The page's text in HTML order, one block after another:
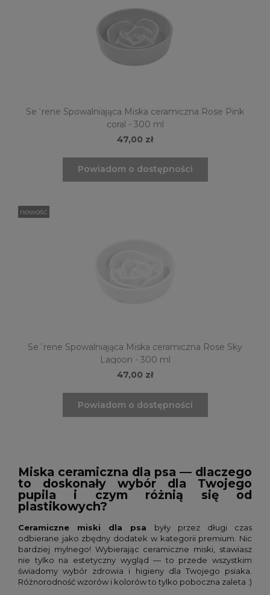
Se´rene Spowalniająca Miska ceramiczna Rose Pink
coral - 300 ml
47,00 zł
Powiadom o dostępności
Se´rene Spowalniająca Miska ceramiczna Rose Sky
Lagoon - 300 ml
47,00 zł
Powiadom o dostępności
nowość
Miska ceramiczna dla psa — dlaczego
to doskonały wybór dla Twojego
pupila i czym różnią się od
plastikowych?
Ceramiczne miski dla psa były przez długi czas
odbierane jako zbędny dodatek w kategorii premium. Nic
bardziej mylnego! Wybierając ceramiczne miski, stawiasz
nie tylko na estetyczny wygląd — to przede wszystkim
świadomy wybór zdrowia i higieny dla Twojego psiaka.
Różnorodność wzorów i kolorów to tylko poboczna zaleta :)